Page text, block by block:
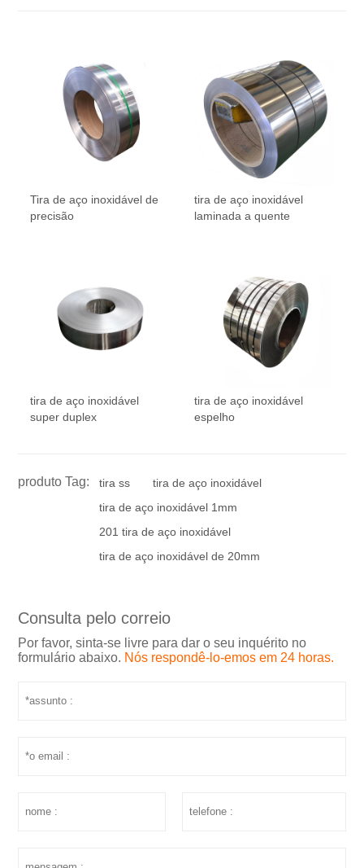
Tira de aço inoxidável de
precisão
tira de aço inoxidável
laminada a quente
tira de aço inoxidável
super duplex
tira de aço inoxidável
espelho
produto Tag: tira ss
tira de aço inoxidável
tira de aço inoxidável 1mm
201 tira de aço inoxidável
tira de aço inoxidável de 20mm
Consulta pelo correio
Por favor, sinta-se livre para dar o seu inquérito no
formulário abaixo. Nós respondê-lo-emos em 24 horas.